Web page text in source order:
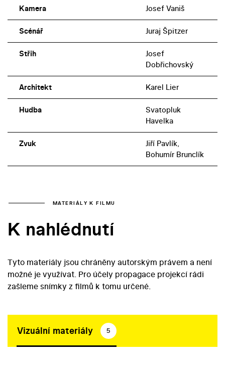
Kamera Josef Vaniš
Scénář Juraj Špitzer
Střih
Josef
Dobřichovský
Architekt Karel Lier
Hudba
Svatopluk
Havelka
Zvuk
Jiří Pavlík,
Bohumír Brunclík
MATERIÁLY K FILMU
K nahlédnutí
Tyto materiály jsou chráněny autorským právem a není
možné je využívat. Pro účely propagace projekcí rádi
zašleme snímky z filmů k tomu určené.
Vizuální materiály 5